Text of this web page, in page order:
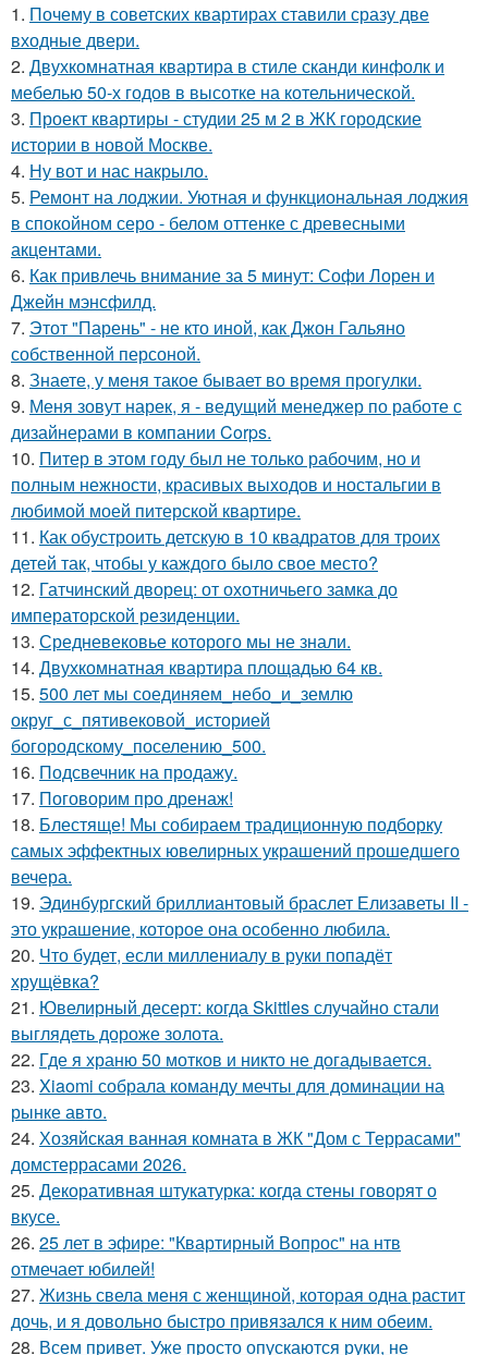
1. Почему в советских квартирах ставили сразу две
входные двери.
2. Двухкомнатная квартира в стиле сканди кинфолк и
мебелью 50-х годов в высотке на котельнической.
3. Проект квартиры - студии 25 м 2 в ЖК городские
истории в новой Москве.
4. Ну вот и нас накрыло.
5. Ремонт на лоджии. Уютная и функциональная лоджия
в спокойном серо - белом оттенке с древесными
акцентами.
6. Как привлечь внимание за 5 минут: Софи Лорен и
Джейн мэнсфилд.
7. Этот "Парень" - не кто иной, как Джон Гальяно
собственной персоной.
8. Знаете, у меня такое бывает во время прогулки.
9. Меня зовут нарек, я - ведущий менеджер по работе с
дизайнерами в компании Corps.
10. Питер в этом году был не только рабочим, но и
полным нежности, красивых выходов и ностальгии в
любимой моей питерской квартире.
11. Как обустроить детскую в 10 квадратов для троих
детей так, чтобы у каждого было свое место?
12. Гатчинский дворец: от охотничьего замка до
императорской резиденции.
13. Средневековье которого мы не знали.
14. Двухкомнатная квартира площадью 64 кв.
15. 500 лет мы соединяем_небо_и_землю
округ_с_пятивековой_историей
богородскому_поселению_500.
16. Подсвечник на продажу.
17. Поговорим про дренаж!
18. Блестяще! Мы собираем традиционную подборку
самых эффектных ювелирных украшений прошедшего
вечера.
19. Эдинбургский бриллиантовый браслет Елизаветы II -
это украшение, которое она особенно любила.
20. Что будет, если миллениалу в руки попадёт
хрущёвка?
21. Ювелирный десерт: когда Skittles случайно стали
выглядеть дороже золота.
22. Где я храню 50 мотков и никто не догадывается.
23. Xiaomi собрала команду мечты для доминации на
рынке авто.
24. Хозяйская ванная комната в ЖК "Дом с Террасами"
домстеррасами 2026.
25. Декоративная штукатурка: когда стены говорят о
вкусе.
26. 25 лет в эфире: "Квартирный Вопрос" на нтв
отмечает юбилей!
27. Жизнь свела меня с женщиной, которая одна растит
дочь, и я довольно быстро привязался к ним обеим.
28. Всем привет. Уже просто опускаются руки, не